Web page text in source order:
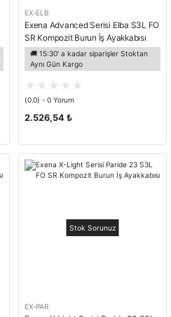
EX-ELB
Exena Advanced Serisi Elba S3L FO
SR Kompozit Burun İş Ayakkabısı
🚚 15:30' a kadar siparişler Stoktan
Aynı Gün Kargo
(0.0) - 0 Yorum
2.526,54 ₺
Stok Sorunuz
EX-PAR